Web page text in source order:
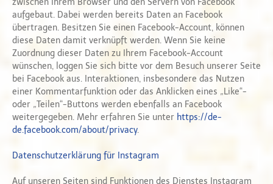
zwischen Ihrem Browser und den Servern von Facebook
aufgebaut. Dabei werden bereits Daten an Facebook
übertragen. Besitzen Sie einen Facebook-Account, können
diese Daten damit verknüpft werden. Wenn Sie keine
Zuordnung dieser Daten zu Ihrem Facebook-Account
wünschen, loggen Sie sich bitte vor dem Besuch unserer Seite
bei Facebook aus. Interaktionen, insbesondere das Nutzen
einer Kommentarfunktion oder das Anklicken eines „Like“-
oder „Teilen“-Buttons werden ebenfalls an Facebook
weitergegeben. Mehr erfahren Sie unter https://de-
de.facebook.com/about/privacy.
Datenschutzerklärung für Instagram
Auf unseren Seiten sind Funktionen des Dienstes Instagram